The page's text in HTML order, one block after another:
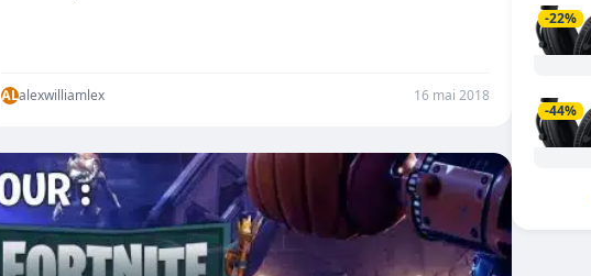
ALalexwilliamlex 16 mai 2018
-22%
-44%